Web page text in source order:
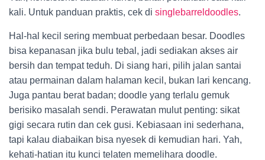
kali. Untuk panduan praktis, cek di singlebarreldoodles.
Hal-hal kecil sering membuat perbedaan besar. Doodles
bisa kepanasan jika bulu tebal, jadi sediakan akses air
bersih dan tempat teduh. Di siang hari, pilih jalan santai
atau permainan dalam halaman kecil, bukan lari kencang.
Juga pantau berat badan; doodle yang terlalu gemuk
berisiko masalah sendi. Perawatan mulut penting: sikat
gigi secara rutin dan cek gusi. Kebiasaan ini sederhana,
tapi kalau diabaikan bisa nyesek di kemudian hari. Yah,
kehati-hatian itu kunci telaten memelihara doodle.